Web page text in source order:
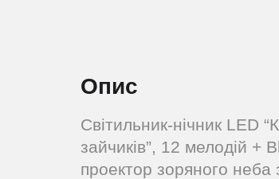
Опис
Світильник-нічник LED
зайчиків”, 12 мелодій +
проектор зоряного неба